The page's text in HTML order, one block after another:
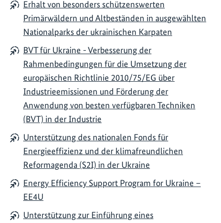
Erhalt von besonders schützenswerten
Primärwäldern und Altbeständen in ausgewählten
Nationalparks der ukrainischen Karpaten
BVT für Ukraine - Verbesserung der
Rahmenbedingungen für die Umsetzung der
europäischen Richtlinie 2010/75/EG über
Industrieemissionen und Förderung der
Anwendung von besten verfügbaren Techniken
(BVT) in der Industrie
Unterstützung des nationalen Fonds für
Energieeffizienz und der klimafreundlichen
Reformagenda (S2I) in der Ukraine
Energy Efficiency Support Program for Ukraine –
EE4U
Unterstützung zur Einführung eines